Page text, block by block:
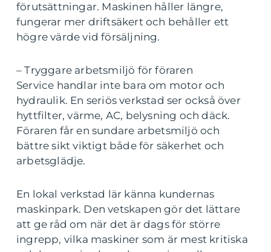
förutsättningar. Maskinen håller längre,
fungerar mer driftsäkert och behåller ett
högre värde vid försäljning.
– Tryggare arbetsmiljö för föraren
Service handlar inte bara om motor och
hydraulik. En seriös verkstad ser också över
hyttfilter, värme, AC, belysning och däck.
Föraren får en sundare arbetsmiljö och
bättre sikt viktigt både för säkerhet och
arbetsglädje.
En lokal verkstad lär känna kundernas
maskinpark. Den vetskapen gör det lättare
att ge råd om när det är dags för större
ingrepp, vilka maskiner som är mest kritiska